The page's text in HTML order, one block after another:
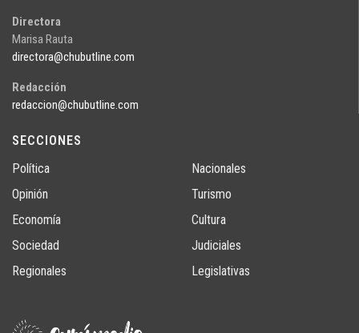
Directora
Marisa Rauta
directora@chubutline.com
Redacción
redaccion@chubutline.com
SECCIONES
Política
Opinión
Economía
Sociedad
Regionales
Nacionales
Turismo
Cultura
Judiciales
Legislativas